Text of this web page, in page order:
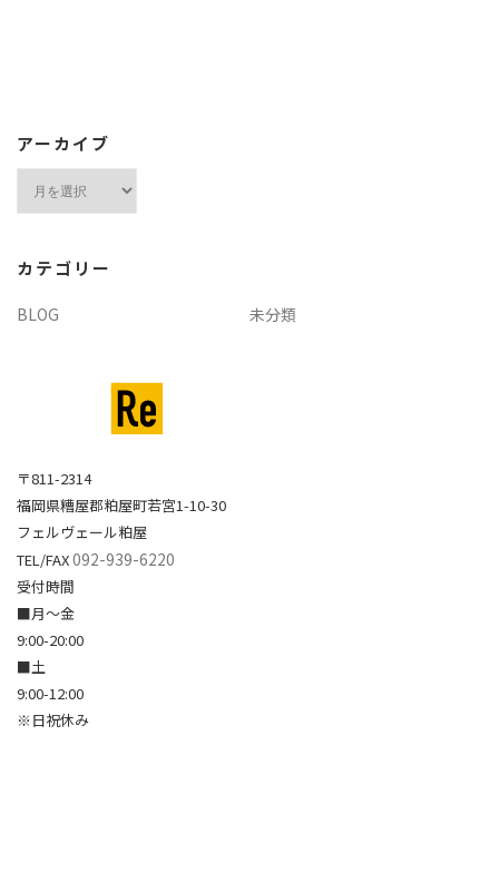
アーカイブ
ブ
カテゴリー
BLOG 未分類
〒811-2314
福岡県糟屋郡粕屋町若宮1-10-30
フェルヴェール粕屋
TEL/FAX092-939-6220
受付時間
■月～金
9:00-20:00
■土
9:00-12:00
※日祝休み